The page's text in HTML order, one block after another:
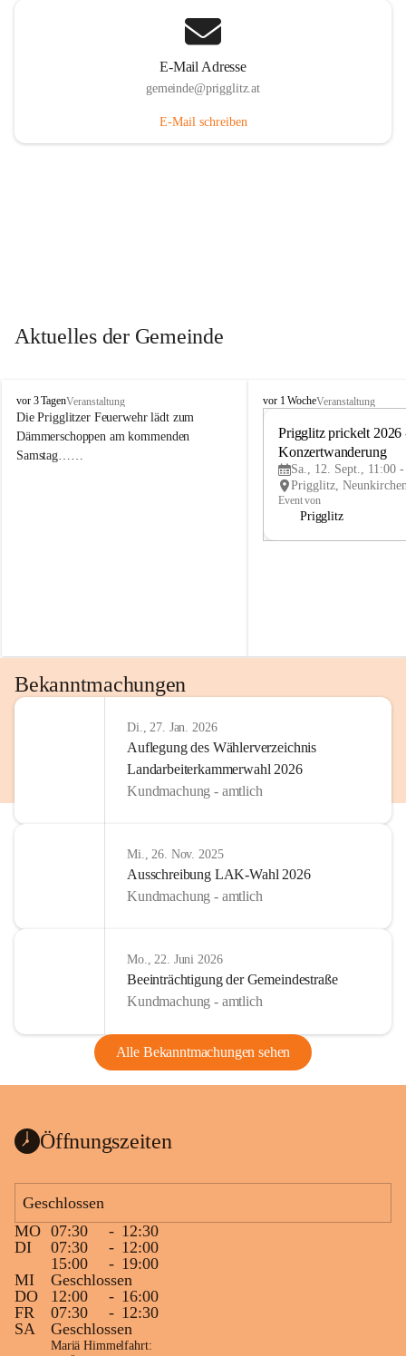
E-Mail Adresse
gemeinde@prigglitz.at
E-Mail schreiben
Aktuelles der Gemeinde
P
r
i
g
vor 3 TagenVeranstaltung
Die Prigglitzer Feuerwehr lädt zum
Dämmerschoppen am kommenden
Samstag……
P
vor 1 WocheVeranstaltung
Prigglitz prickelt 2026
Konzertwanderung
Sa., 12. Sept., 11:00
Event von
Prigglitz
Bekanntmachungen
Di., 27. Jan. 2026
Auflegung des Wählerverzeichnis
Landarbeiterkammerwahl 2026
Kundmachung - amtlich
Mi., 26. Nov. 2025
Ausschreibung LAK-Wahl 2026
Kundmachung - amtlich
Mo., 22. Juni 2026
Beeinträchtigung der Gemeindestraße
Kundmachung - amtlich
Alle Bekanntmachungen sehen
Öffnungszeiten
Geschlossen
MO 07:30 - 12:30
DI
07:30 - 12:00
15:00
- 19:00
MI
Geschlossen
DO
12:00 - 16:00
FR
07:30 - 12:30
SA
Geschlossen
Mariä Himmelfahrt: